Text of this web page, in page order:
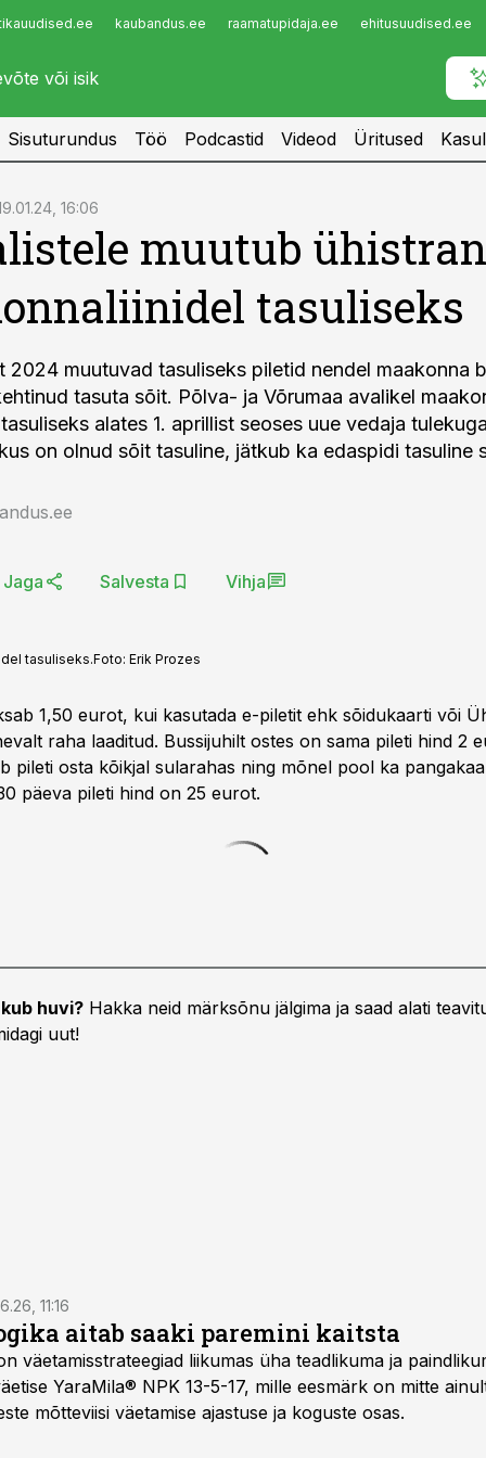
kaubandus.ee raamatupidaja.ee ehitusuudised.ee
Infopank
Sisuturundus Töö Podcastid Videod Üritused
16:06
muutub
tasuliseks
2024 muutuvad tasuliseks piletid nendel maakonna
tasuta sõit. Põlva- ja Võrumaa avalikel
alates 1. aprillist seoses uue vedaja
on olnud sõit tasuline, jätkub ka edaspidi tasuline
Jaga Salvesta Vihja
tasuliseks.Foto: Erik Prozes
1,50 eurot, kui kasutada e-piletit ehk sõidukaarti või
raha laaditud. Bussijuhilt ostes on sama pileti hind 2
pileti osta kõikjal sularahas ning mõnel pool ka
päeva pileti hind on 25 eurot.
huvi? Hakka neid märksõnu jälgima ja saad alati
uut!
11:16
aitab saaki paremini kaitsta
väetamisstrateegiad liikumas üha teadlikuma ja
YaraMila® NPK 13-5-17, mille eesmärk on mitte
mõtteviisi väetamise ajastuse ja koguste osas.